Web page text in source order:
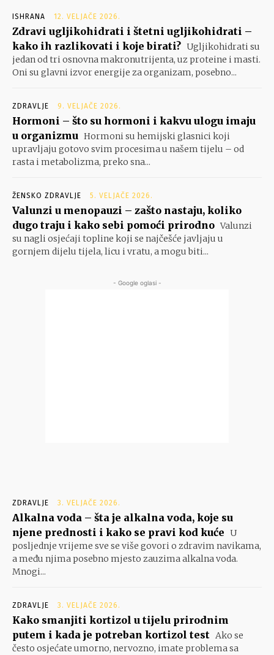
ISHRANA 12. VELJAČE 2026.
Zdravi ugljikohidrati i štetni ugljikohidrati –
kako ih razlikovati i koje birati? Ugljikohidrati su
jedan od tri osnovna makronutrijenta, uz proteine i masti.
Oni su glavni izvor energije za organizam, posebno...
ZDRAVLJE 9. VELJAČE 2026.
Hormoni – što su hormoni i kakvu ulogu imaju
u organizmu Hormoni su hemijski glasnici koji
upravljaju gotovo svim procesima u našem tijelu – od
rasta i metabolizma, preko sna...
ŽENSKO ZDRAVLJE 5. VELJAČE 2026.
Valunzi u menopauzi – zašto nastaju, koliko
dugo traju i kako sebi pomoći prirodno Valunzi
su nagli osjećaji topline koji se najčešće javljaju u
gornjem dijelu tijela, licu i vratu, a mogu biti...
- Google oglasi -
ZDRAVLJE 3. VELJAČE 2026.
Alkalna voda – šta je alkalna voda, koje su
njene prednosti i kako se pravi kod kuće U
posljednje vrijeme sve se više govori o zdravim navikama,
a među njima posebno mjesto zauzima alkalna voda.
Mnogi...
ZDRAVLJE 3. VELJAČE 2026.
Kako smanjiti kortizol u tijelu prirodnim
putem i kada je potreban kortizol test Ako se
često osjećate umorno, nervozno, imate problema sa